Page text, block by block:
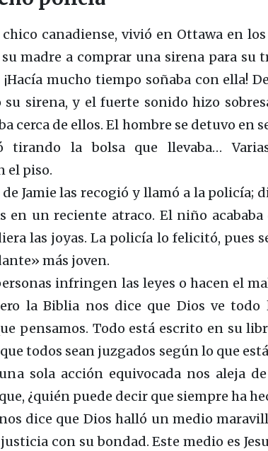
chico canadiense, vivió en Ottawa en
madre a comprar una sirena para su
mucho tiempo soñaba con ella!
su sirena, y el fuerte sonido hizo
cerca de ellos. El hombre se detuvo en
tirando la bolsa que llevaba…
el piso.
Jamie las recogió y llamó a la policía;
en un reciente atraco. El niño
las joyas. La policía lo felicitó, pues
más joven.
infringen las leyes o hacen el
la Biblia nos dice que Dios ve todo
pensamos. Todo está escrito en su
todos sean juzgados según lo que
sola acción equivocada nos aleja
¿quién puede decir que siempre ha
dice que Dios halló un medio
con su bondad. Este medio es